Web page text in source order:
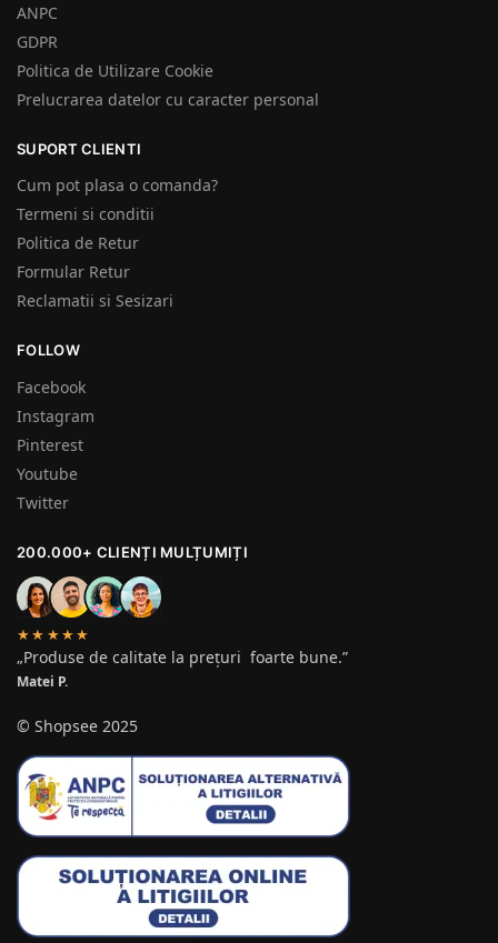
ANPC
GDPR
Politica de Utilizare Cookie
Prelucrarea datelor cu caracter personal
SUPORT CLIENTI
Cum pot plasa o comanda?
Termeni si conditii
Politica de Retur
Formular Retur
Reclamatii si Sesizari
FOLLOW
Facebook
Instagram
Pinterest
Youtube
Twitter
200.000+ CLIENȚI MULȚUMIȚI
★★★★★
„Produse de calitate la prețuri foarte bune.”
Matei P.
© Shopsee 2025